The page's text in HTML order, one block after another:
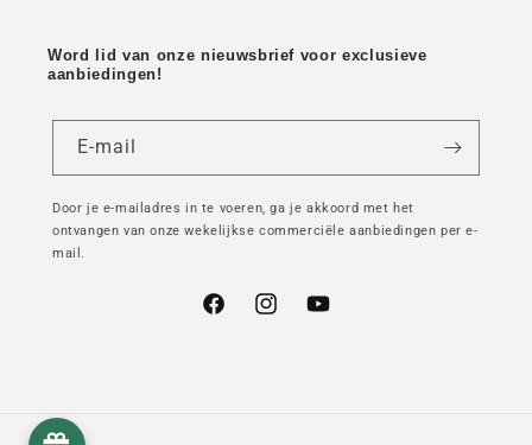
Word lid van onze nieuwsbrief voor exclusieve
aanbiedingen!
E-mail
Door je e-mailadres in te voeren, ga je akkoord met het
ontvangen van onze wekelijkse commerciële aanbiedingen per e-
mail.
FacebookInstagramYouTube